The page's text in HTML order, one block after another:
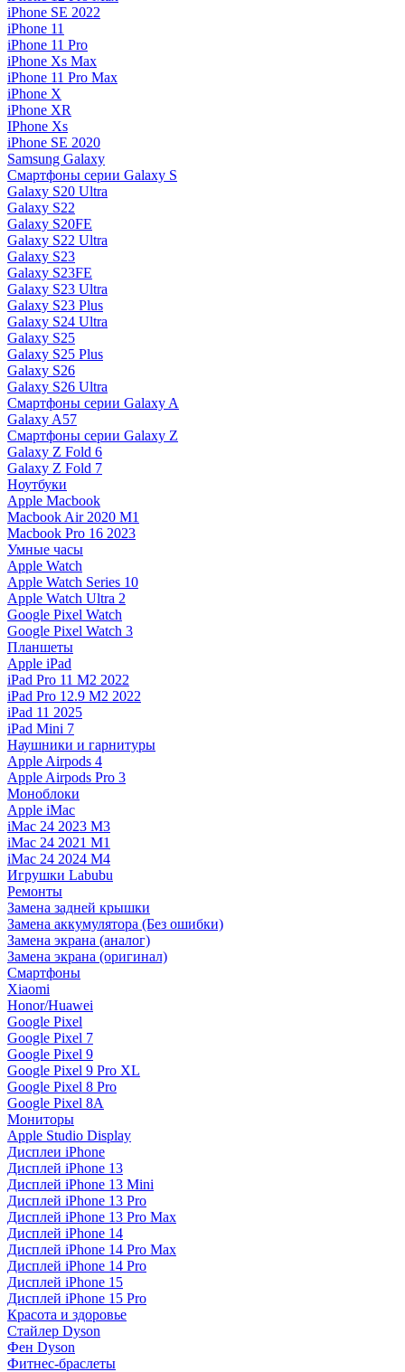
iPhone SE 2022
iPhone 11
iPhone 11 Pro
iPhone Xs Max
iPhone 11 Pro Max
iPhone X
iPhone XR
IPhone Xs
iPhone SE 2020
Samsung Galaxy
Смартфоны серии Galaxy S
Galaxy S20 Ultra
Galaxy S22
Galaxy S20FE
Galaxy S22 Ultra
Galaxy S23
Galaxy S23FE
Galaxy S23 Ultra
Galaxy S23 Plus
Galaxy S24 Ultra
Galaxy S25
Galaxy S25 Plus
Galaxy S26
Galaxy S26 Ultra
Смартфоны серии Galaxy A
Galaxy A57
Смартфоны серии Galaxy Z
Galaxy Z Fold 6
Galaxy Z Fold 7
Ноутбуки
Apple Macbook
Macbook Air 2020 M1
Macbook Pro 16 2023
Умные часы
Apple Watch
Apple Watch Series 10
Apple Watch Ultra 2
Google Pixel Watch
Google Pixel Watch 3
Планшеты
Apple iPad
iPad Pro 11 M2 2022
iPad Pro 12.9 M2 2022
iPad 11 2025
iPad Mini 7
Наушники и гарнитуры
Apple Airpods 4
Apple Airpods Pro 3
Моноблоки
Apple iMac
iMac 24 2023 M3
iMac 24 2021 M1
iMac 24 2024 M4
Игрушки Labubu
Ремонты
Замена задней крышки
Замена аккумулятора (Без ошибки)
Замена экрана (аналог)
Замена экрана (оригинал)
Смартфоны
Xiaomi
Honor/Huawei
Google Pixel
Google Pixel 7
Google Pixel 9
Google Pixel 9 Pro XL
Google Pixel 8 Pro
Google Pixel 8A
Мониторы
Apple Studio Display
Дисплеи iPhone
Дисплей iPhone 13
Дисплей iPhone 13 Mini
Дисплей iPhone 13 Pro
Дисплей iPhone 13 Pro Max
Дисплей iPhone 14
Дисплей iPhone 14 Pro Max
Дисплей iPhone 14 Pro
Дисплей iPhone 15
Дисплей iPhone 15 Pro
Красота и здоровье
Стайлер Dyson
Фен Dyson
Фитнес-браслеты